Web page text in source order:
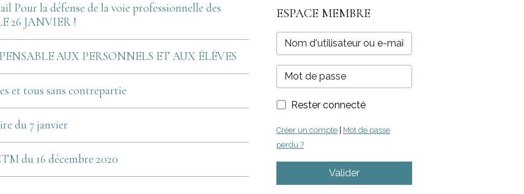
Pour la défense de la voie professionnelle des
26 JANVIER !
AUX PERSONNELS ET AUX ÉLÈVES
et tous sans contrepartie
du 7 janvier
du 16 décembre 2020
ESPACE MEMBRE
Rester connecté
Créer un compte
Mot de passe
perdu ?
Valider